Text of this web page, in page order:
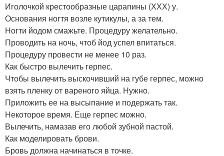
Иголочкой крестообразные царапины (ХХХ) у.
Основания ногтя возле кутикулы, а за тем.
Ногти йодом смажьте. Процедуру желательно.
Проводить на ночь, чтоб йод успел впитаться.
Процедуру провести не менее 10 раз.
Как быстро вылечить герпес.
Чтобы вылечить выскочивший на губе герпес, можно
взять пленку от вареного яйца. Нужно.
Приложить ее на высыпание и подержать так.
Некоторое время. Еще герпес можно.
Вылечить, намазав его любой зубной пастой.
Как моделировать брови.
Бровь должна начинаться в точке.